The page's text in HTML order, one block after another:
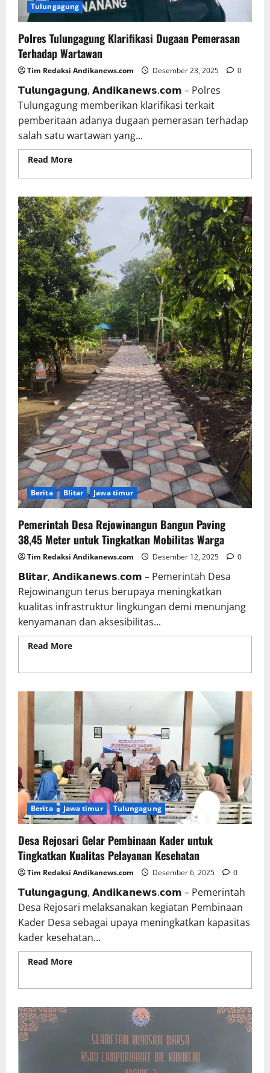
Tulungagung
Polres Tulungagung Klarifikasi Dugaan Pemerasan
Terhadap Wartawan
Tim Redaksi Andikanews.com Desember 23, 2025 0
𝗧𝘂𝗹𝘂𝗻𝗴𝗮𝗴𝘂𝗻𝗴, 𝗔𝗻𝗱𝗶𝗸𝗮𝗻𝗲𝘄𝘀.𝗰𝗼𝗺 – Polres
Tulungagung memberikan klarifikasi terkait
pemberitaan adanya dugaan pemerasan terhadap
salah satu wartawan yang...
Read More
Berita Blitar Jawa timur
Pemerintah Desa Rejowinangun Bangun Paving
38,45 Meter untuk Tingkatkan Mobilitas Warga
Tim Redaksi Andikanews.com Desember 12, 2025 0
𝗕𝗹𝗶𝘁𝗮𝗿, 𝗔𝗻𝗱𝗶𝗸𝗮𝗻𝗲𝘄𝘀.𝗰𝗼𝗺 – Pemerintah Desa
Rejowinangun terus berupaya meningkatkan
kualitas infrastruktur lingkungan demi menunjang
kenyamanan dan aksesibilitas...
Read More
Berita Jawa timur Tulungagung
Desa Rejosari Gelar Pembinaan Kader untuk
Tingkatkan Kualitas Pelayanan Kesehatan
Tim Redaksi Andikanews.com Desember 6, 2025 0
𝗧𝘂𝗹𝘂𝗻𝗴𝗮𝗴𝘂𝗻𝗴, 𝗔𝗻𝗱𝗶𝗸𝗮𝗻𝗲𝘄𝘀.𝗰𝗼𝗺 – Pemerintah
Desa Rejosari melaksanakan kegiatan Pembinaan
Kader Desa sebagai upaya meningkatkan kapasitas
kader kesehatan...
Read More